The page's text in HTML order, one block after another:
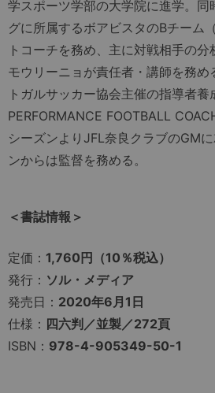
学スポーツ学部の大学院に進学。同
グに所属するボアビスタのBチーム
トコーチを務め、主に対戦相手の分
モウリーニョが責任者・講師を務
トガルサッカー協会主催の指導者
PERFORMANCE FOOTBALL
シーズンよりJFL奈良クラブのGM
ンからは監督を務める。
＜書誌情報＞
定価： 1,760円（10％税込）
発行： ソル・メディア
発売日： 2020年6月1日
仕様： 四六判／並製／272頁
ISBN： 978-4-905349-50-1